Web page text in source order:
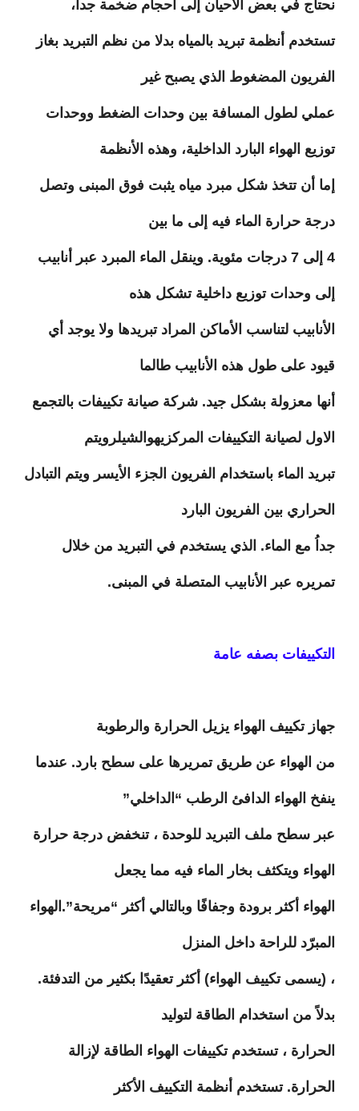
نحتاج في بعض الاحيان إلى أحجام ضخمة جدا،
تستخدم أنظمة تبريد بالمياه بدلا من نظم التبريد بغاز
الفريون المضغوط الذي يصبح غير
عملي لطول المسافة بين وحدات الضغط ووحدات
توزيع الهواء البارد الداخلية، وهذه الأنظمة
إما أن تتخذ شكل مبرد مياه يثبت فوق المبنى وتصل
درجة حرارة الماء فيه إلى ما بين
4 إلى 7 درجات مئوية. وينقل الماء المبرد عبر أنابيب
إلى وحدات توزيع داخلية تشكل هذه
الأنابيب لتناسب الأماكن المراد تبريدها ولا يوجد أي
قيود على طول هذه الأنابيب طالما
أنها معزولة بشكل جيد. شركة صيانة تكييفات بالتجمع
الاول لصيانة التكييفات المركزيهوالشيلرويتم
تبريد الماء باستخدام الفريون الجزء الأيسر ويتم التبادل
الحراري بين الفريون البارد
جداُ مع الماء. الذي يستخدم في التبريد من خلال
تمريره عبر الأنابيب المتصلة في المبنى.
التكييفات بصفه عامة
جهاز تكييف الهواء يزيل الحرارة والرطوبة
من الهواء عن طريق تمريرها على سطح بارد. عندما
ينفخ الهواء الدافئ الرطب “الداخلي”
عبر سطح ملف التبريد للوحدة ، تنخفض درجة حرارة
الهواء ويتكثف بخار الماء فيه مما يجعل
الهواء أكثر برودة وجفافًا وبالتالي أكثر “مريحة”.الهواء
المبرّد للراحة داخل المنزل
، (يسمى تكييف الهواء) أكثر تعقيدًا بكثير من التدفئة.
بدلاً من استخدام الطاقة لتوليد
الحرارة ، تستخدم تكييفات الهواء الطاقة لإزالة
الحرارة. تستخدم أنظمة التكييف الأكثر